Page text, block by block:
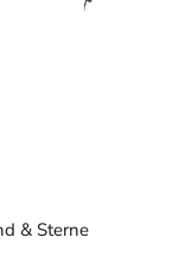
& Sterne